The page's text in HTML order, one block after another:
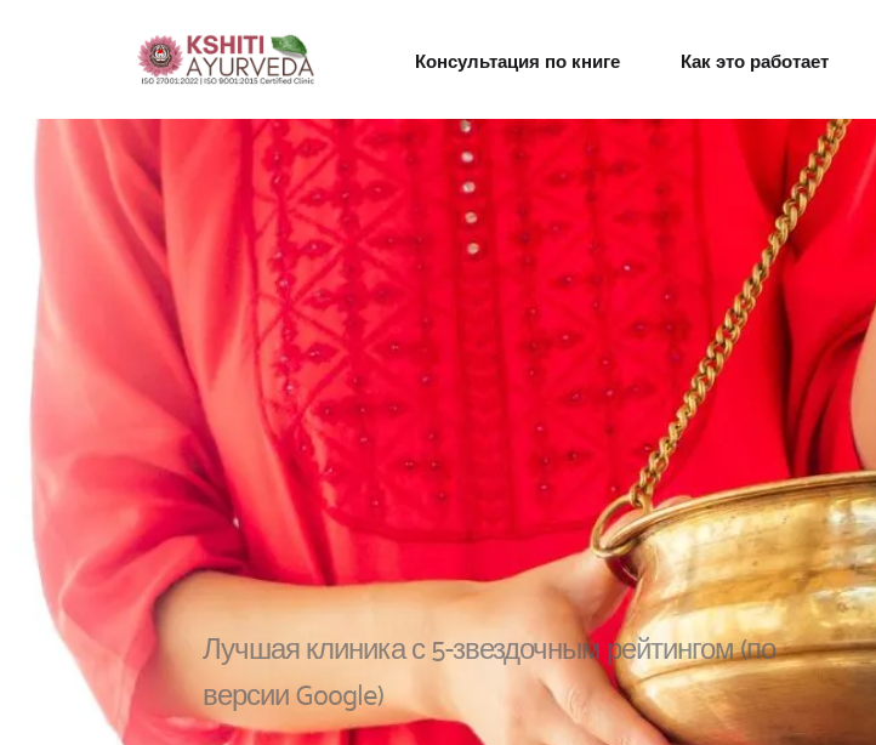
Консультация по книге Как это работает
Лучшая клиника с 5-звездочным рейтингом (по
версии Google)